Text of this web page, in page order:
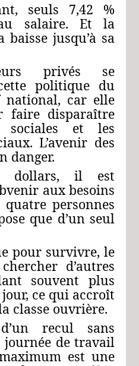
seuls 7,42 %
salaire. Et la
jusqu’à sa
privés se
politique du
national, car elle
faire disparaître
sociales et les
L’avenir des
danger.
dollars, il est
aux besoins
personnes
que d’un seul
pour survivre, le
d’autres
souvent plus
ce qui accroît
classe ouvrière.
recul sans
journée de travail
est une